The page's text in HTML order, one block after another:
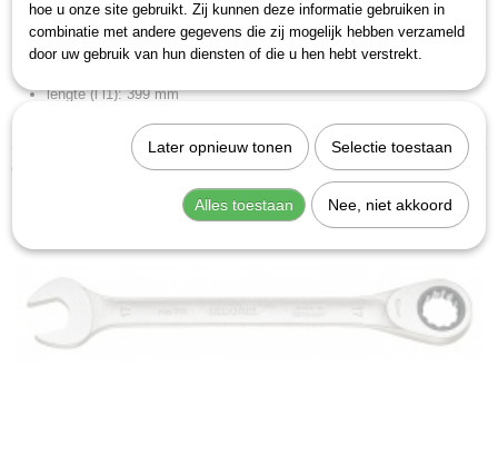
kopbreedte (b2): 63 mm
kophoogte (a a1 b h l2 t): 17,4 mm
kophoogte (a2): 8,8 mm
lengte (l l1): 399 mm
zwenkhoek: 5 Graad
Ook interessant
hoe u onze site gebruikt. Zij kunnen deze informatie gebruiken in
combinatie met andere gegevens die zij mogelijk hebben verzameld
door uw gebruik van hun diensten of die u hen hebt verstrekt.
Later opnieuw tonen Selectie toestaan
Alles toestaan Nee, niet akkoord